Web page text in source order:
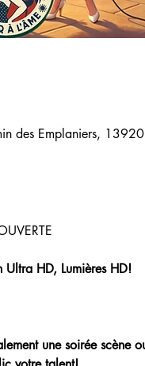
des Emplaniers, 13920
HD, Lumières HD!
une soirée scène